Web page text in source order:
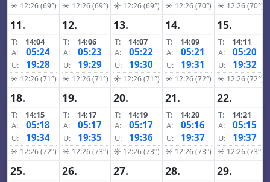
☀ 12:26 (69°) ☀ 12:26 (69°) ☀ 12:26 (69°) ☀ 12:26 (70°) ☀ 12:26 (70°)
11.
T:
14:04
A:
05:24
U: 19:28
☀ 12:26 (71°)
12.
T:
14:06
A:
05:23
U: 19:29
☀ 12:26 (71°)
13.
T:
14:07
A:
05:22
U: 19:30
☀ 12:26 (71°)
14.
T:
14:09
A:
05:21
U: 19:31
☀ 12:26 (72°)
15.
T:
14:11
A:
05:20
U: 19:32
☀ 12:26 (72°)
18.
T:
14:15
A:
05:18
U: 19:34
☀ 12:26 (72°)
19.
T:
14:17
A:
05:17
U: 19:35
☀ 12:26 (73°)
20.
T:
14:19
A:
05:17
U: 19:36
☀ 12:26 (73°)
21.
T:
14:20
A:
05:16
U: 19:37
☀ 12:26 (73°)
22.
T:
14:21
A:
05:15
U: 19:37
☀ 12:26 (73°)
25. 26. 27. 28. 29.